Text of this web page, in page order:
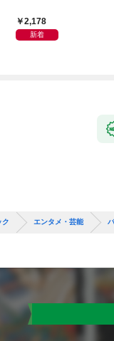
2,178
新着
ク エンタメ・芸能